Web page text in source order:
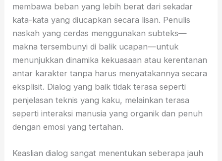
membawa beban yang lebih berat dari sekadar
kata-kata yang diucapkan secara lisan. Penulis
naskah yang cerdas menggunakan subteks—
makna tersembunyi di balik ucapan—untuk
menunjukkan dinamika kekuasaan atau kerentanan
antar karakter tanpa harus menyatakannya secara
eksplisit. Dialog yang baik tidak terasa seperti
penjelasan teknis yang kaku, melainkan terasa
seperti interaksi manusia yang organik dan penuh
dengan emosi yang tertahan.
Keaslian dialog sangat menentukan seberapa jauh